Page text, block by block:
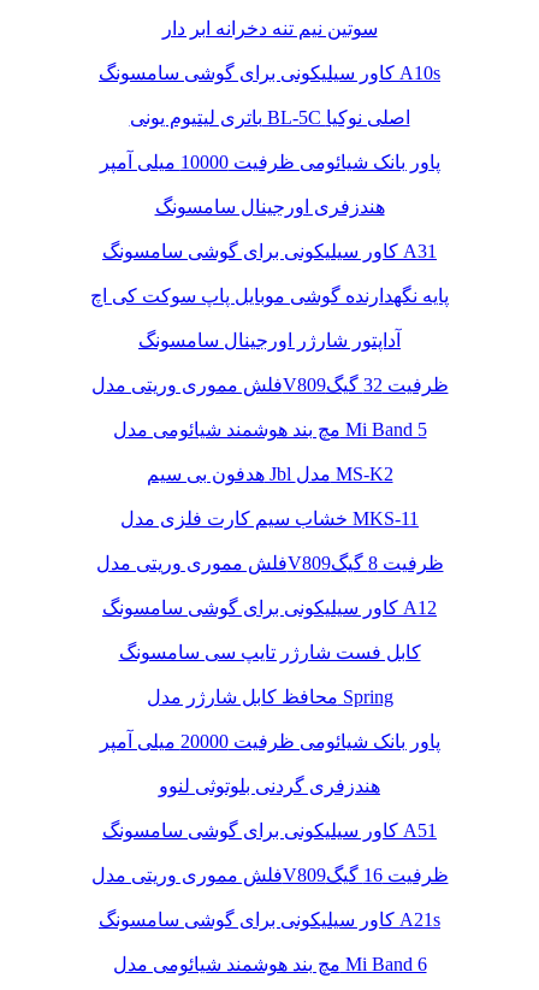
سوتین نیم تنه دخرانه ابر دار
کاور سیلیکونی برای گوشی سامسونگ A10s
باتری لیتیوم یونی BL-5C اصلی نوکیا
پاور بانک شیائومی ظرفیت 10000 میلی آمپر
هندزفری اورجینال سامسونگ
کاور سیلیکونی برای گوشی سامسونگ A31
پایه نگهدارنده گوشی موبایل پاپ سوکت کی اچ
آداپتور شارژر اورجینال سامسونگ
فلش مموری وریتی مدلV809ظرفیت 32 گیگ
مچ بند هوشمند شیائومی مدل Mi Band 5
هدفون بی سیم Jbl مدل MS-K2
خشاب سیم کارت فلزی مدل MKS-11
فلش مموری وریتی مدلV809ظرفیت 8 گیگ
کاور سیلیکونی برای گوشی سامسونگ A12
کابل فست شارژر تایپ سی سامسونگ
محافظ کابل شارژر مدل Spring
پاور بانک شیائومی ظرفیت 20000 میلی آمپر
هندزفری گردنی بلوتوثی لنوو
کاور سیلیکونی برای گوشی سامسونگ A51
فلش مموری وریتی مدلV809ظرفیت 16 گیگ
کاور سیلیکونی برای گوشی سامسونگ A21s
مچ بند هوشمند شیائومی مدل Mi Band 6